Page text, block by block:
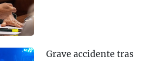
Grave accidente tras